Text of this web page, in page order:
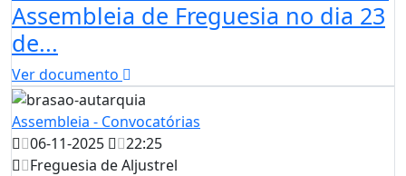
Assembleia de Freguesia no dia 23
de...
Ver documento
Assembleia - Convocatórias
06-11-2025
22:25
Freguesia de Aljustrel